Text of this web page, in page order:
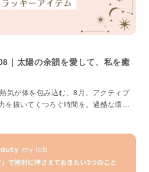
｜太陽の余韻を愛して、私を癒
気が体を包み込む、8月。アクティブ
を抜いてくつろぐ時間を。過酷な環境